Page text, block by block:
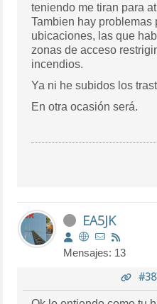
teniendo me tiran para
Tambien hay problemas
ubicaciones, las que
zonas de acceso
incendios.
Ya ni he subidos los
En otra ocasión será.
EA5JK
Mensajes: 13